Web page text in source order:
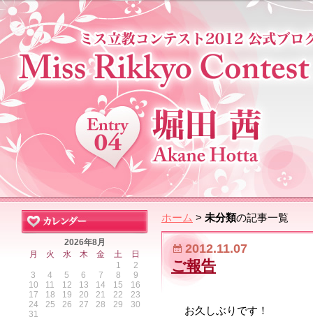
ホーム > 未分類の記事一覧
2012.11.07
ご報告
お久しぶりです！
2026年8月
月
火 水 木 金 土 日
1
2
3
4 5 6 7 8
9
10
11 12 13 14 15
16
17
18 19 20 21 22
23
24
25 26 27 28 29
30
31